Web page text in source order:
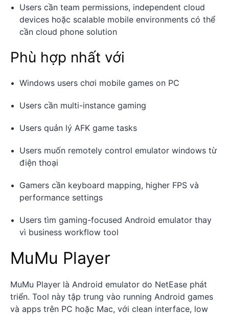
Users cần team permissions, independent cloud
devices hoặc scalable mobile environments có thể
cần cloud phone solution
Phù hợp nhất với
Windows users chơi mobile games on PC
Users cần multi-instance gaming
Users quản lý AFK game tasks
Users muốn remotely control emulator windows từ
điện thoại
Gamers cần keyboard mapping, higher FPS và
performance settings
Users tìm gaming-focused Android emulator thay
vì business workflow tool
MuMu Player
MuMu Player là Android emulator do NetEase phát
triển. Tool này tập trung vào running Android games
và apps trên PC hoặc Mac, với clean interface, low